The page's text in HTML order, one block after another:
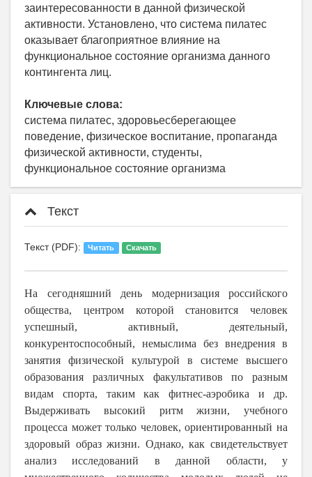
заинтересованности в данной физической
активности. Установлено, что система пилатес
оказывает благоприятное влияние на
функциональное состояние организма данного
контингента лиц.
Ключевые слова:
система пилатес, здоровьесберегающее
поведение, физическое воспитание, пропаганда
физической активности, студенты,
функциональное состояние организма
Текст
Текст (PDF): Читать Скачать
На сегодняшний день модернизация российского
общества, центром которой становится человек
успешный, активный, деятельный,
конкурентоспособный, немыслима без внедрения в
занятия физической культурой в системе высшего
образования различных факультативов по разным
видам спорта, таким как фитнес-аэробика и др.
Выдерживать высокий ритм жизни, учебного
процесса может только человек, ориентированный на
здоровый образ жизни. Однако, как свидетельствует
анализ исследований в данной области, у